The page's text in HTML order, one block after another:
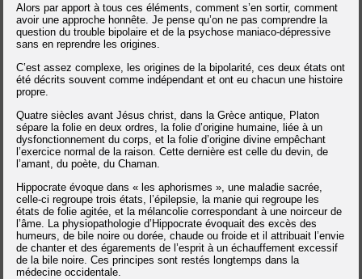
Alors par apport à tous ces éléments, comment s’en sortir, comment
avoir une approche honnête. Je pense qu’on ne pas comprendre la
question du trouble bipolaire et de la psychose maniaco-dépressive
sans en reprendre les origines.
C’est assez complexe, les origines de la bipolarité, ces deux états ont
été décrits souvent comme indépendant et ont eu chacun une histoire
propre.
Quatre siècles avant Jésus christ, dans la Grèce antique, Platon
sépare la folie en deux ordres, la folie d’origine humaine, liée à un
dysfonctionnement du corps, et la folie d’origine divine empêchant
l’exercice normal de la raison. Cette dernière est celle du devin, de
l’amant, du poète, du Chaman.
Hippocrate évoque dans « les aphorismes », une maladie sacrée,
celle-ci regroupe trois états, l’épilepsie, la manie qui regroupe les
états de folie agitée, et la mélancolie correspondant à une noirceur de
l’âme. La physiopathologie d’Hippocrate évoquait des excès des
humeurs, de bile noire ou dorée, chaude ou froide et il attribuait l’envie
de chanter et des égarements de l’esprit à un échauffement excessif
de la bile noire. Ces principes sont restés longtemps dans la
médecine occidentale.